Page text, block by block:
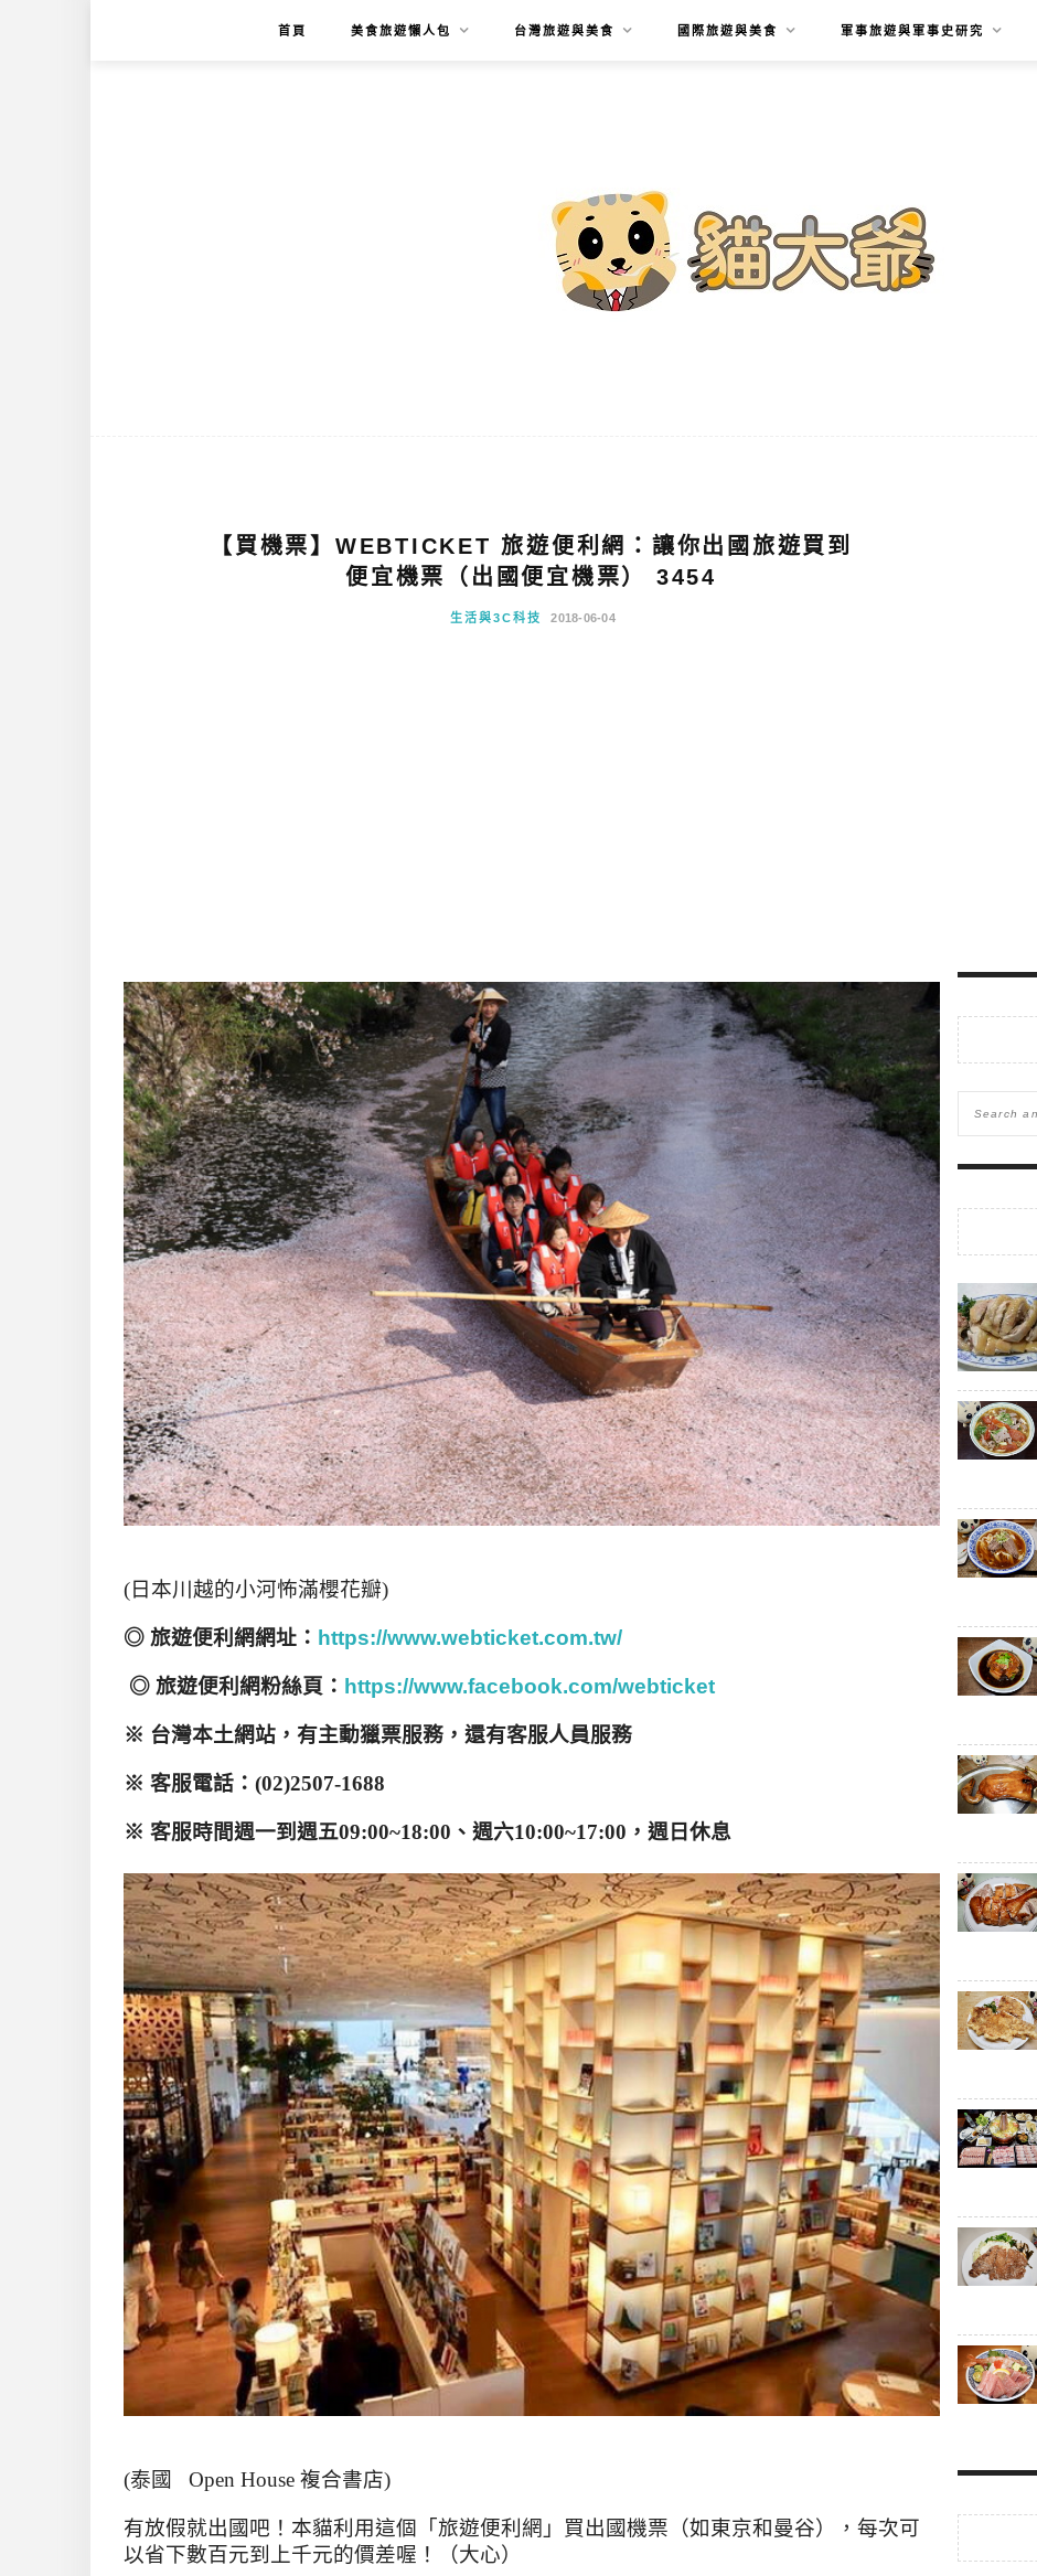
首頁 美食旅遊懶人包 台灣旅遊與美食 國際旅遊與美食 軍事旅遊與軍事史研究
【買機票】WEBTICKET 旅遊便利網：讓你出國旅遊買到
便宜機票（出國便宜機票） 3454
生活與3C科技 2018-06-04
(日本川越的小河怖滿櫻花瓣)
◎ 旅遊便利網網址： https://www.webticket.com.tw/
◎ 旅遊便利網粉絲頁： https://www.facebook.com/webticket
※ 台灣本土網站，有主動獵票服務，還有客服人員服務
※ 客服電話： (02)2507-1688
※ 客服時間週一到週五09:00~18:00 、週六10:00~17:00 ，週日休息
(泰國 Open House 複合書店)
有放假就出國吧！ 本貓利用這個
「旅遊便利網」買出國機票（如東京和曼谷），每次可
以省下數百元到上千元的價差喔！（大心）